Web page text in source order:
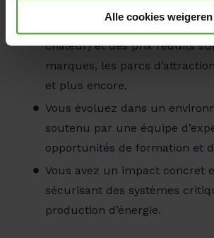
nodig voor het goed functioneren van
Alle cookies weigeren
d’énergie (panneaux solaires,
chaleur) et des prix réduits
marques, les parcs
et plus encore.
Vous évoluez dans un
soutenu par une équipe
opportunités de formation et
Vous avez un impact concret
sécurisant des systèmes
production d’énergie.